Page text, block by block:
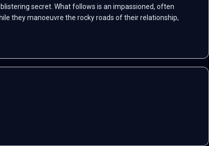
secret. What follows is an impassioned, often
they manoeuvre the rocky roads of their relationship,